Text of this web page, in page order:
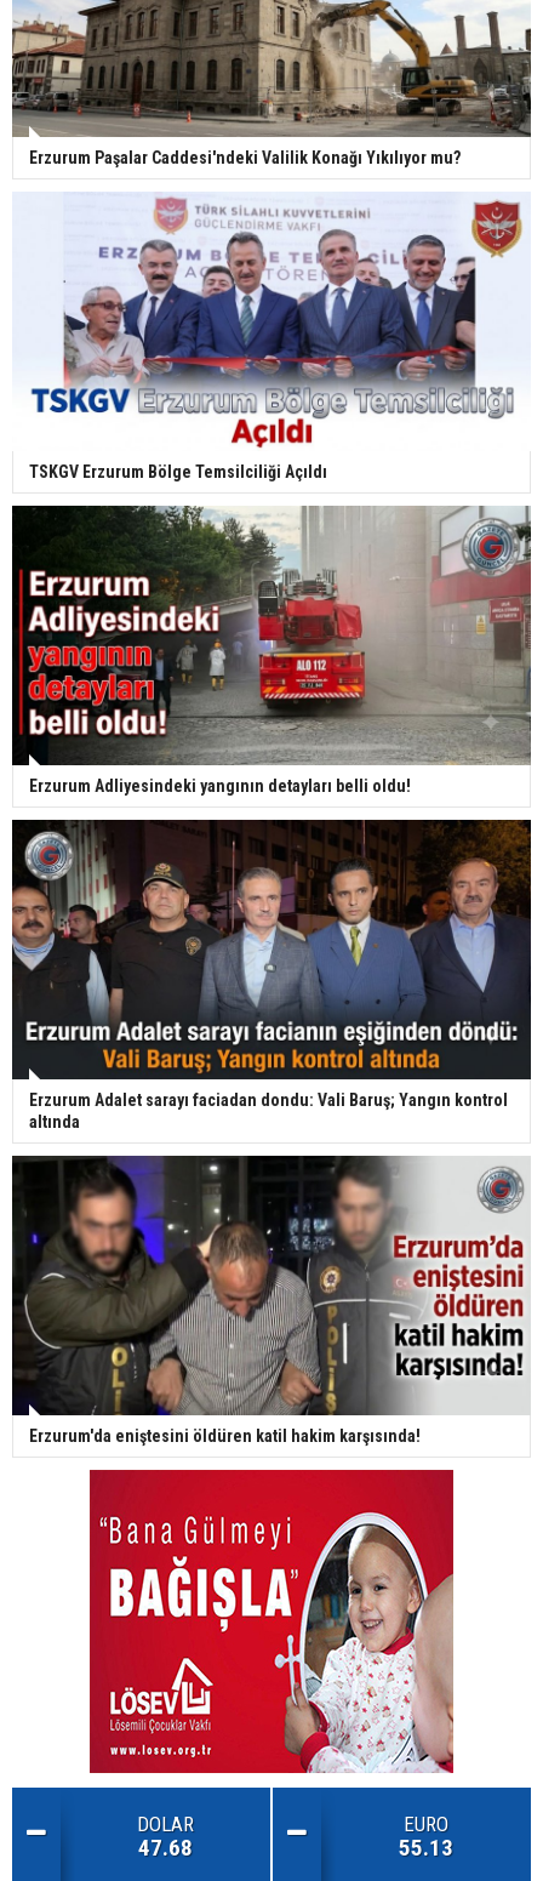
Erzurum Paşalar Caddesi'ndeki Valilik Konağı Yıkılıyor mu?
TSKGV Erzurum Bölge Temsilciliği Açıldı
Erzurum Adliyesindeki yangının detayları belli oldu!
Erzurum Adalet sarayı faciadan dondu: Vali Baruş; Yangın kontrol
altında
Erzurum'da eniştesini öldüren katil hakim karşısında!
DOLAR
47.68
EURO
55.13